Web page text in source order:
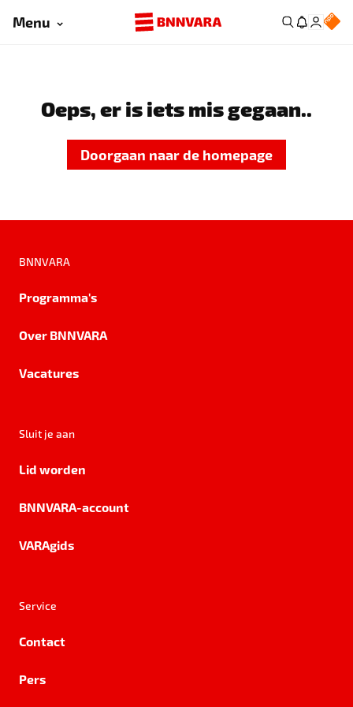
Menu
Oeps, er is iets mis gegaan..
Doorgaan naar de homepage
BNNVARA
Programma's
Over BNNVARA
Vacatures
Sluit je aan
Lid worden
BNNVARA-account
VARAgids
Service
Contact
Pers